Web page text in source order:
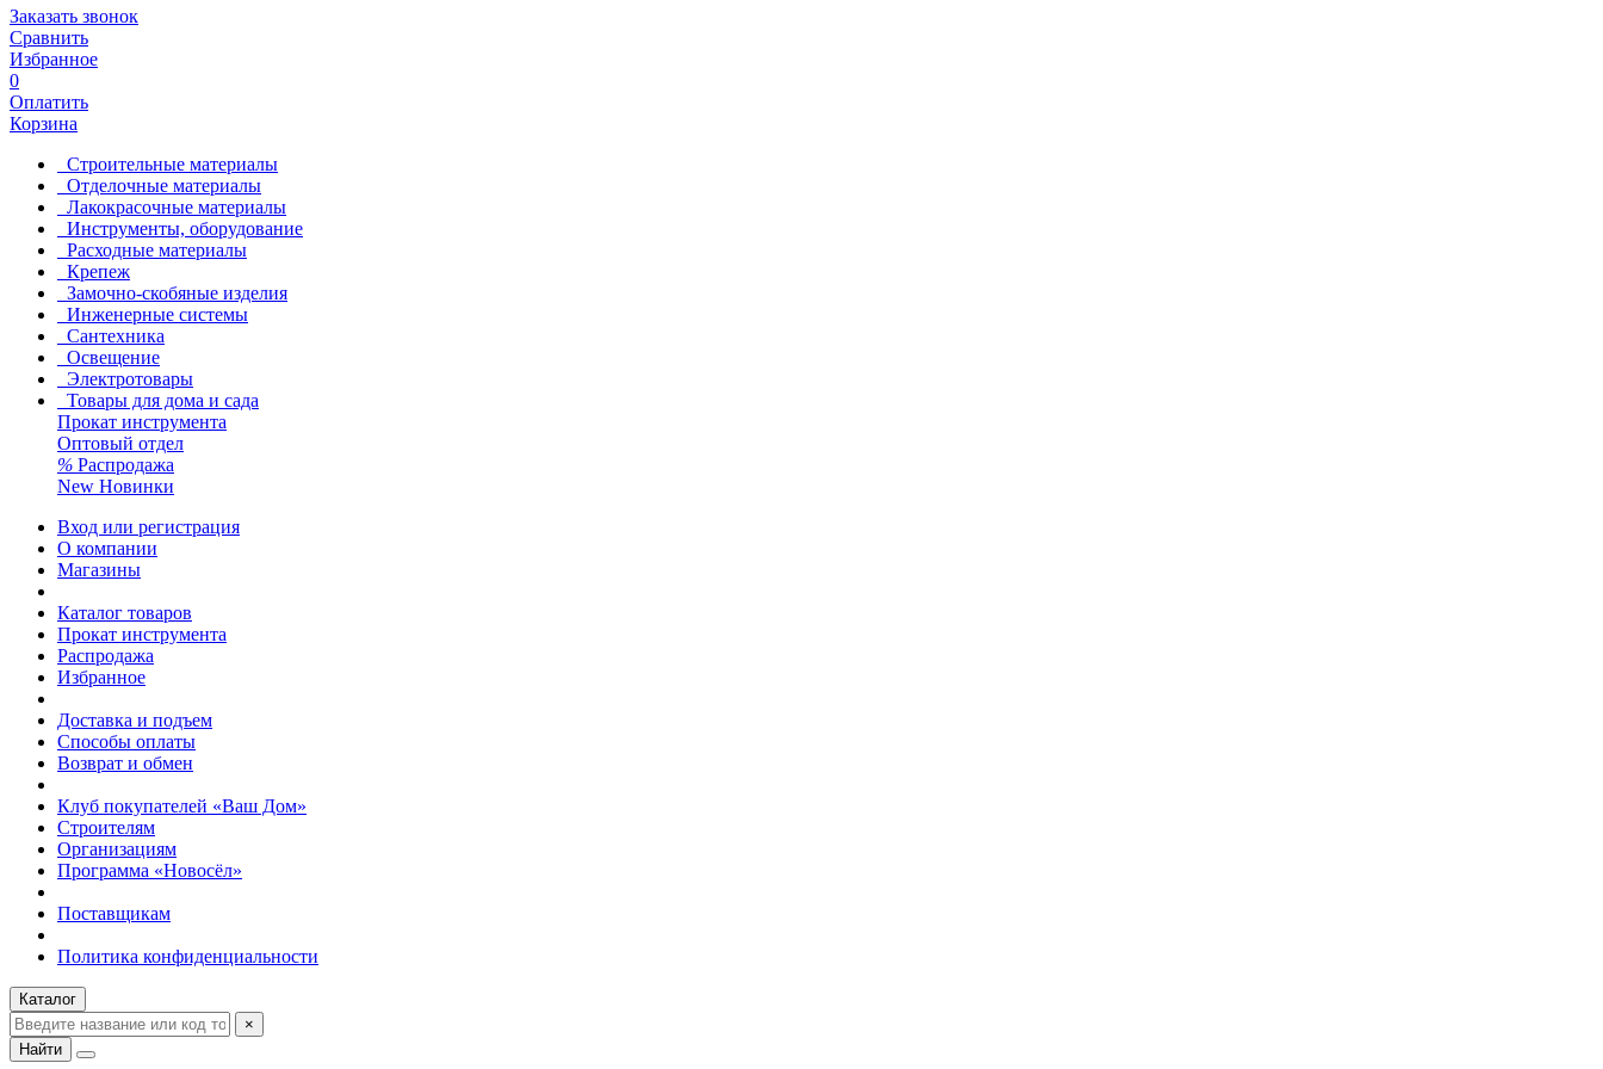
Заказать звонок
Сравнить
Избранное
0
Оплатить
Корзина
Строительные материалы
Отделочные материалы
Лакокрасочные материалы
Инструменты, оборудование
Расходные материалы
Крепеж
Замочно-скобяные изделия
Инженерные системы
Сантехника
Освещение
Электротовары
Товары для дома и сада
Прокат инструмента
Оптовый отдел
% Распродажа
New Новинки
Вход или регистрация
О компании
Магазины
Каталог товаров
Прокат инструмента
Распродажа
Избранное
Доставка и подъем
Способы оплаты
Возврат и обмен
Клуб покупателей «Ваш Дом»
Строителям
Организациям
Программа «Новосёл»
Поставщикам
Политика конфиденциальности
Каталог
×
Найти